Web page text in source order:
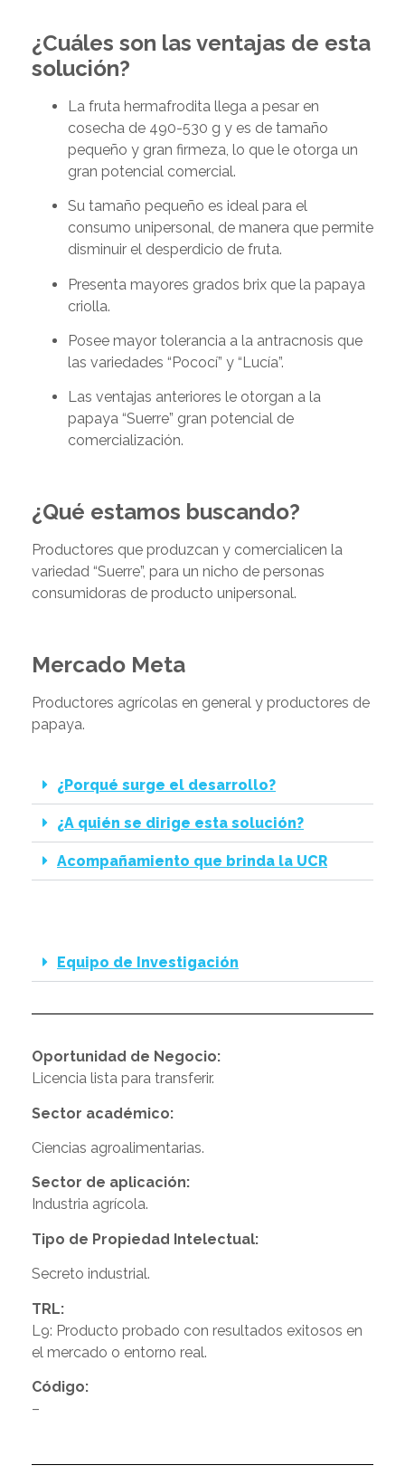
¿Cuáles son las ventajas de esta
solución?
La fruta hermafrodita llega a pesar en
cosecha de 490-530 g y es de tamaño
pequeño y gran firmeza, lo que le otorga un
gran potencial comercial.
Su tamaño pequeño es ideal para el
consumo unipersonal, de manera que permite
disminuir el desperdicio de fruta.
Presenta mayores grados brix que la papaya
criolla.
Posee mayor tolerancia a la antracnosis que
las variedades “Pococí” y “Lucía”.
Las ventajas anteriores le otorgan a la
papaya “Suerre” gran potencial de
comercialización.
¿Qué estamos buscando?
Productores que produzcan y comercialicen la
variedad “Suerre”, para un nicho de personas
consumidoras de producto unipersonal.
Mercado Meta
Productores agrícolas en general y productores de
papaya.
¿Porqué surge el desarrollo?
¿A quién se dirige esta solución?
Acompañamiento que brinda la UCR
Equipo de Investigación
Oportunidad de Negocio:
Licencia lista para transferir.
Sector académico:
Ciencias agroalimentarias.
Sector de aplicación:
Industria agrícola.
Tipo de Propiedad Intelectual:
Secreto industrial.
TRL:
L9: Producto probado con resultados exitosos en
el mercado o entorno real.
Código:
–